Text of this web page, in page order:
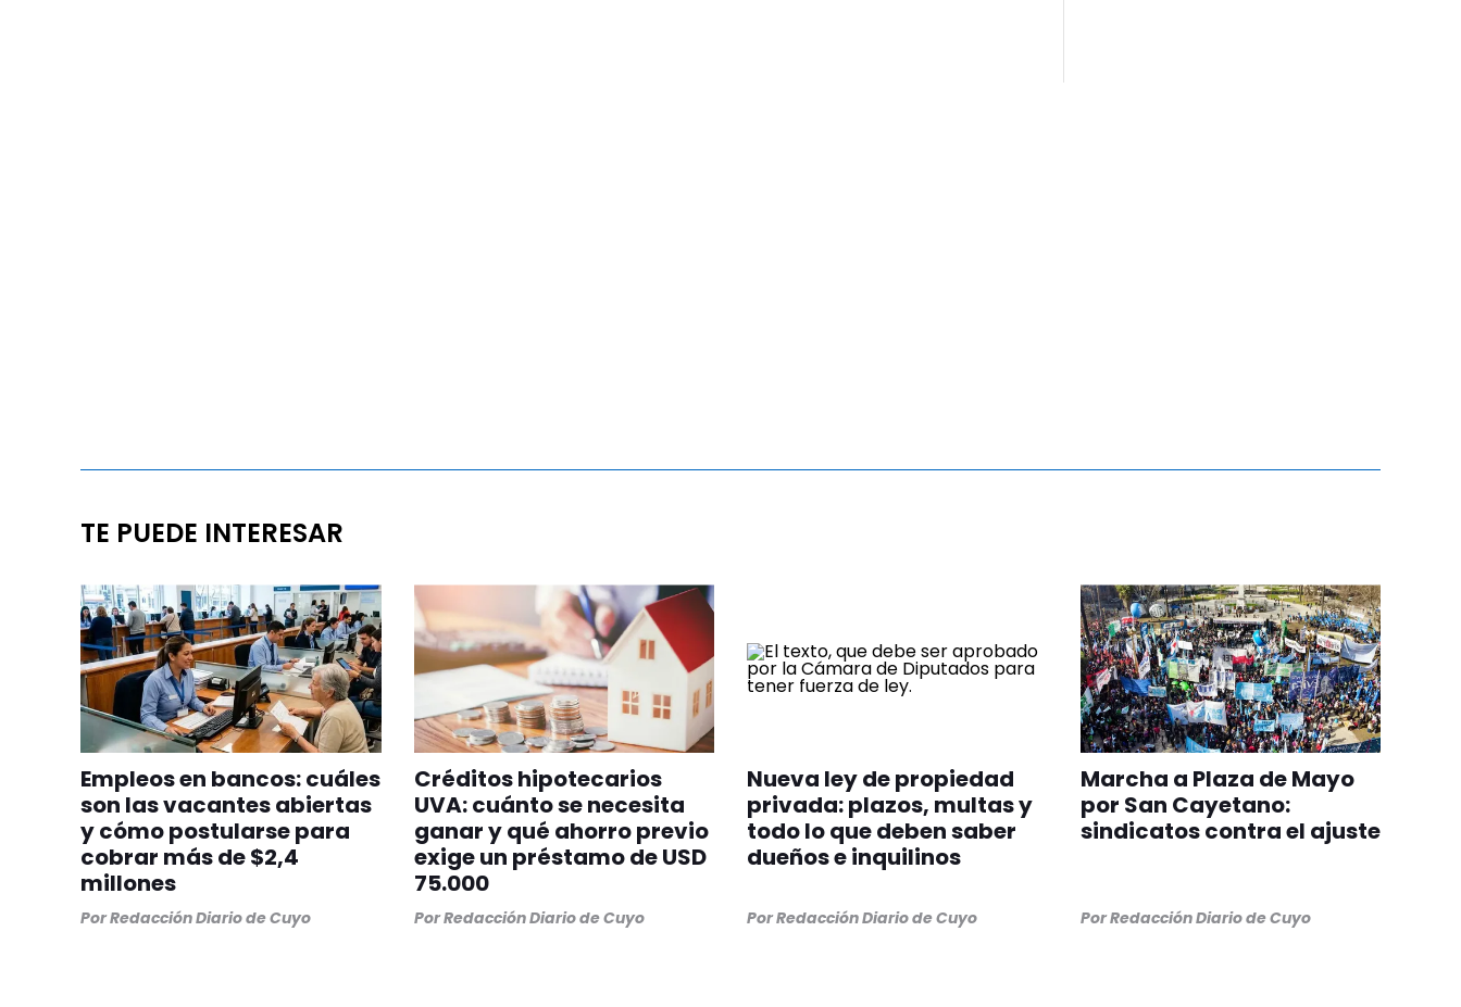
TE PUEDE INTERESAR
Empleos en bancos: cuáles
son las vacantes abiertas
y cómo postularse para
cobrar más de $2,4
millones
PorRedacción Diario de Cuyo
Créditos hipotecarios
UVA: cuánto se necesita
ganar y qué ahorro previo
exige un préstamo de USD
75.000
PorRedacción Diario de Cuyo
Nueva ley de propiedad
privada: plazos, multas y
todo lo que deben saber
dueños e inquilinos
PorRedacción Diario de Cuyo
Marcha a Plaza de Mayo
por San Cayetano:
sindicatos contra el ajuste
PorRedacción Diario de Cuyo